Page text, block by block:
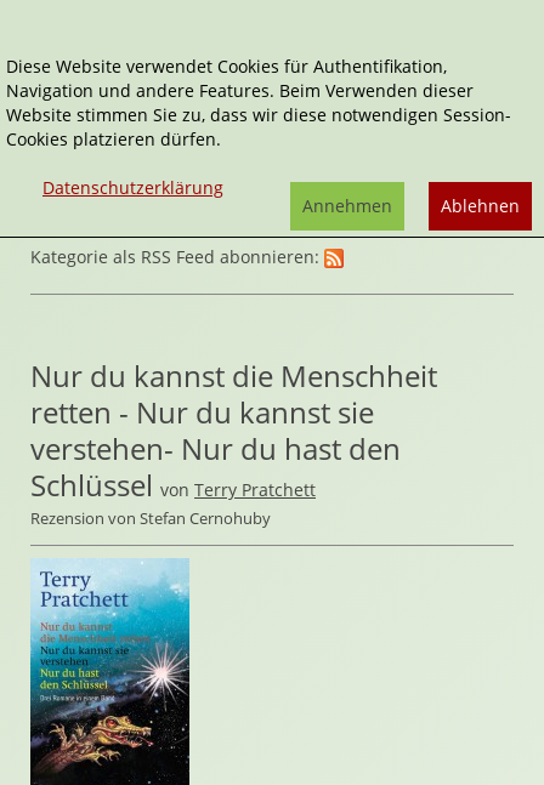
Home Belletristik Fantasy
Kategorie als RSS Feed abonnieren:
Nur du kannst die Menschheit
retten - Nur du kannst sie
verstehen- Nur du hast den
Schlüssel von Terry Pratchett
Rezension von Stefan Cernohuby
Diese Website verwendet Cookies für Authentifikation,
Navigation und andere Features. Beim Verwenden dieser
Website stimmen Sie zu, dass wir diese notwendigen Session-
Cookies platzieren dürfen.
Datenschutzerklärung
Ablehnen
Annehmen